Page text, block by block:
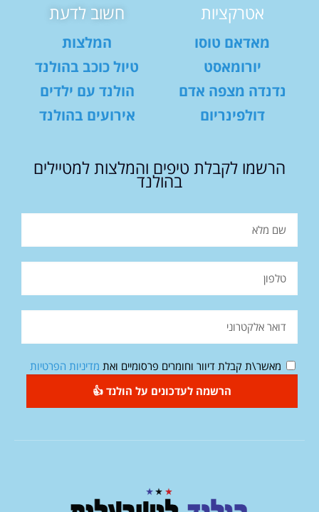
אטרקציות
מאדאם טוסו
יורומאסט
נדנדה מצפה אדם
דולפינריום
חשוב לדעת
המלצות
טיול כוכב בהולנד
הולנד עם ילדים
אירועים בהולנד
הרשמו לקבלת טיפים והמלצות למטיילים
בהולנד
מאשר\ת קבלת דיוור וחומרים פרסומיים ואת מדיניות הפרטיות
הרשמה לעדכונים על הולנד 👍